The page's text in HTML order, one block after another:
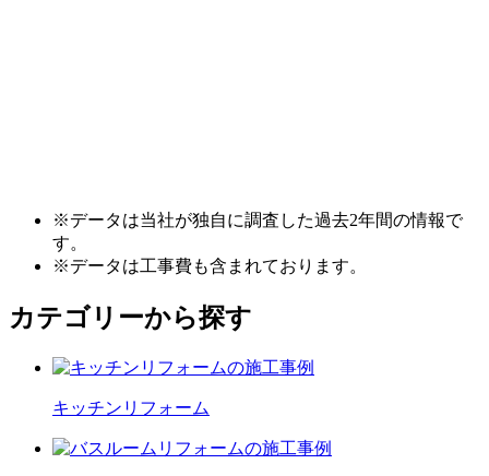
※データは当社が独自に調査した過去2年間の情報で
す。
※データは工事費も含まれております。
カテゴリーから探す
キッチン リフォーム